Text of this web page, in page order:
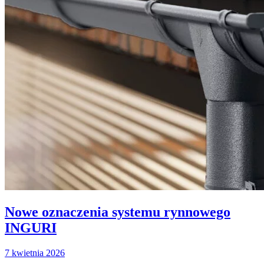
Nowe oznaczenia systemu rynnowego
INGURI
7 kwietnia 2026